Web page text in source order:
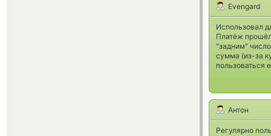
Evengard
Использовал
Платёж
"задним"
сумма (из-за
пользоваться
Антон
Регулярно